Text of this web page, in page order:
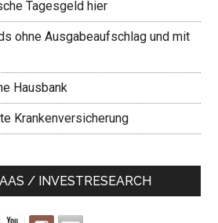
Tagesgeld hier
ohne Ausgabeaufschlag und mit
Hausbank
Krankenversicherung
/ INVESTRESEARCH